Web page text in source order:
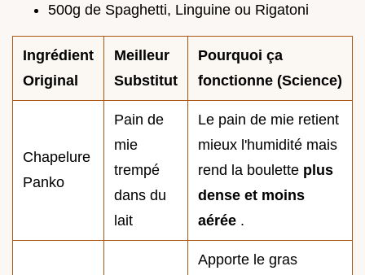
500g de Spaghetti, Linguine ou Rigatoni
Ingrédient
Original
Meilleur
Substitut
Pourquoi ça
fonctionne (Science)
Chapelure
Panko
Pain de
mie
trempé
dans du
lait
Le pain de mie retient
mieux l'humidité mais
rend la boulette plus
dense et moins
aérée .
Apporte le gras